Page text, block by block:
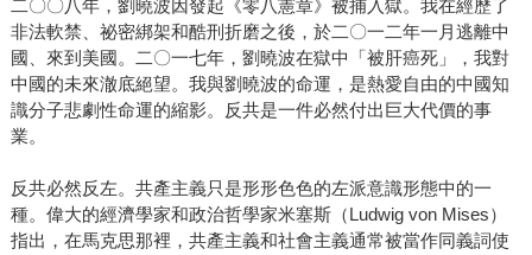
二〇〇八年，劉曉波因發起《零八憲章》被捕入獄。我在經歷了
非法軟禁、祕密綁架和酷刑折磨之後，於二〇一二年一月逃離中
國、來到美國。二〇一七年，劉曉波在獄中「被肝癌死」，我對
中國的未來澈底絕望。我與劉曉波的命運，是熱愛自由的中國知
識分子悲劇性命運的縮影。反共是一件必然付出巨大代價的事
業。
反共必然反左。共產主義只是形形色色的左派意識形態中的一
種。偉大的經濟學家和政治哲學家米塞斯（Ludwig von Mises）
指出，在馬克思那裡，共產主義和社會主義通常被當作同義詞使